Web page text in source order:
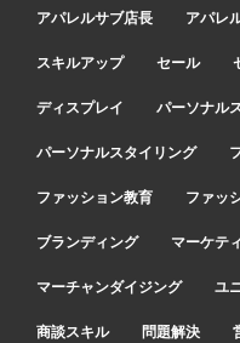
アパレルサブ店長 アパレ
スキルアップ セール
ディスプレイ パーソナル
パーソナルスタイリング
ファッション教育 ファッ
ブランディング マーケテ
マーチャンダイジング ユ
商談スキル 問題解決